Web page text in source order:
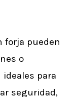
forja pueden
o
para
seguridad,